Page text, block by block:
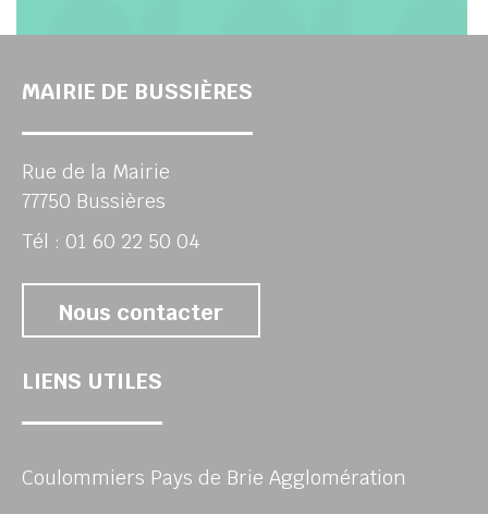
MAIRIE DE BUSSIÈRES
Rue de la Mairie
77750 Bussières
Tél : 01 60 22 50 04
Nous contacter
LIENS UTILES
Coulommiers Pays de Brie Agglomération